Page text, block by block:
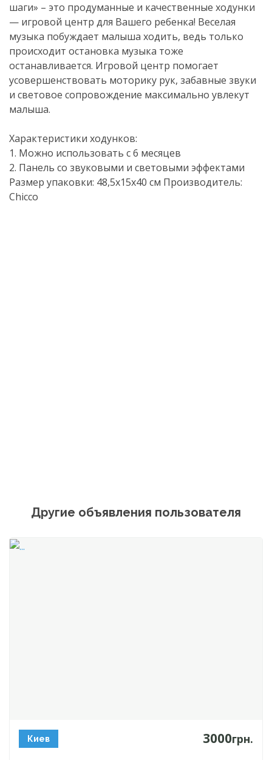
шаги» – это продуманные и качественные ходунки
— игровой центр для Вашего ребенка! Веселая
музыка побуждает малыша ходить, ведь только
происходит остановка музыка тоже
останавливается. Игровой центр помогает
усовершенствовать моторику рук, забавные звуки
и световое сопровождение максимально увлекут
малыша.
Характеристики ходунков:
1. Можно использовать с 6 месяцев
2. Панель со звуковыми и световыми эффектами
Размер упаковки: 48,5х15х40 см Производитель:
Chicco
Другие объявления пользователя
Киев 3000грн.